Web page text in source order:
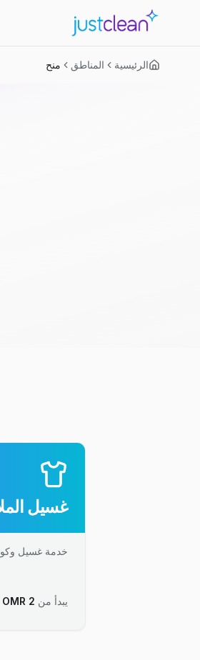
الرئيسية المناطق منح
غسيل
خدمة غسيل
يبدأ من OMR 2